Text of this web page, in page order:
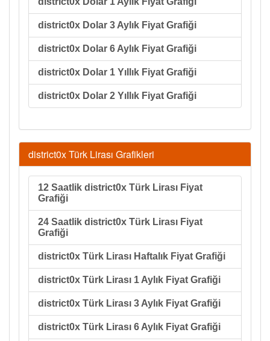
district0x Dolar 3 Aylık Fiyat Grafiği
district0x Dolar 6 Aylık Fiyat Grafiği
district0x Dolar 1 Yıllık Fiyat Grafiği
district0x Dolar 2 Yıllık Fiyat Grafiği
district0x Türk Lirası Grafikleri
12 Saatlik district0x Türk Lirası Fiyat
Grafiği
24 Saatlik district0x Türk Lirası Fiyat
Grafiği
district0x Türk Lirası Haftalık Fiyat Grafiği
district0x Türk Lirası 1 Aylık Fiyat Grafiği
district0x Türk Lirası 3 Aylık Fiyat Grafiği
district0x Türk Lirası 6 Aylık Fiyat Grafiği